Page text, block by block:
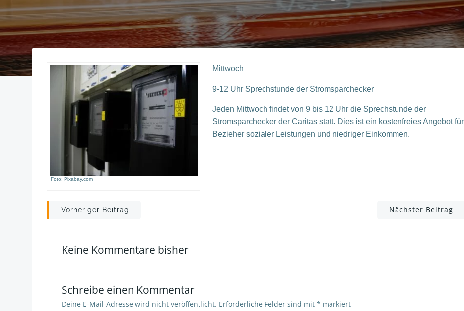
Foto: Pixabay.com
Mittwoch
9-12 Uhr Sprechstunde der Stromsparchecker
Jeden Mittwoch findet von 9 bis 12 Uhr die Sprechstunde der
Stromsparchecker der Caritas statt. Dies ist ein kostenfreies Angebot für
Bezieher sozialer Leistungen und niedriger Einkommen.
Post
Vorheriger Beitrag Nächster Beitrag
Keine Kommentare bisher
Schreibe einen Kommentar
Deine E-Mail-Adresse wird nicht veröffentlicht. Erforderliche Felder sind mit * markiert